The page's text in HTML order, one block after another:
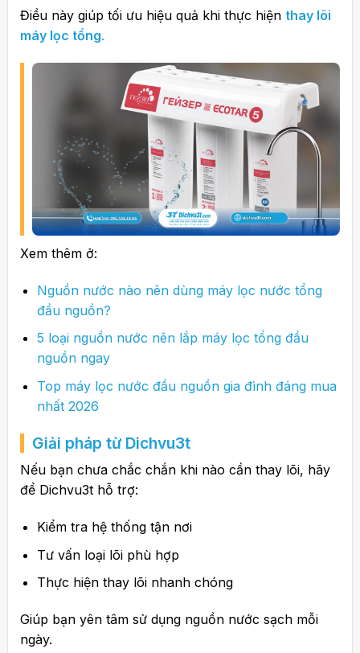
Điều này giúp tối ưu hiệu quả khi thực hiện thay lõi
máy lọc tổng.
Xem thêm ở:
Nguồn nước nào nên dùng máy lọc nước tổng
đầu nguồn?
5 loại nguồn nước nên lắp máy lọc tổng đầu
nguồn ngay
Top máy lọc nước đầu nguồn gia đình đáng mua
nhất 2026
Giải pháp từ Dichvu3t
Nếu bạn chưa chắc chắn khi nào cần thay lõi, hãy
để Dichvu3thỗ trợ:
Kiểm tra hệ thống tận nơi
Tư vấn loại lõi phù hợp
Thực hiện thay lõi nhanh chóng
Giúp bạn yên tâm sử dụng nguồn nước sạch mỗi
ngày.